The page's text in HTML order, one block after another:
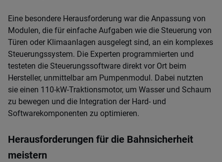
Eine besondere Herausforderung war die Anpassung von
Modulen, die für einfache Aufgaben wie die Steuerung von
Türen oder Klimaanlagen ausgelegt sind, an ein komplexes
Steuerungssystem. Die Experten programmierten und
testeten die Steuerungssoftware direkt vor Ort beim
Hersteller, unmittelbar am Pumpenmodul. Dabei nutzten
sie einen 110-kW-Traktionsmotor, um Wasser und Schaum
zu bewegen und die Integration der Hard- und
Softwarekomponenten zu optimieren.
Herausforderungen für die Bahnsicherheit
meistern